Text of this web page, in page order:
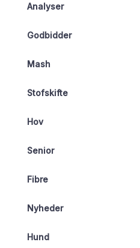
Analyser
Godbidder
Mash
Stofskifte
Hov
Senior
Fibre
Nyheder
Hund